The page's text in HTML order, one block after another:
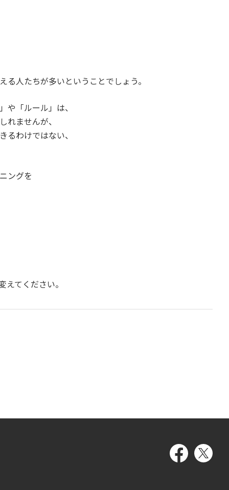
人たちが多いということでしょう。
や「ルール」は、
れませんが、
るわけではない、
ングを
てください。